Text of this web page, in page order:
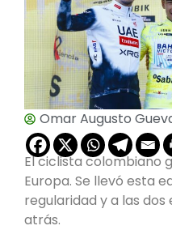
Omar Augusto
El ciclista colombiano
Europa. Se llevó esta
regularidad y a las
atrás.